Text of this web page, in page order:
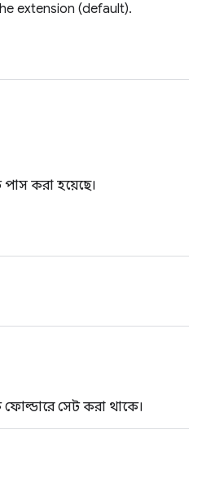
extension (default).
করা হয়েছে।
ফোল্ডারে সেট করা থাকে।